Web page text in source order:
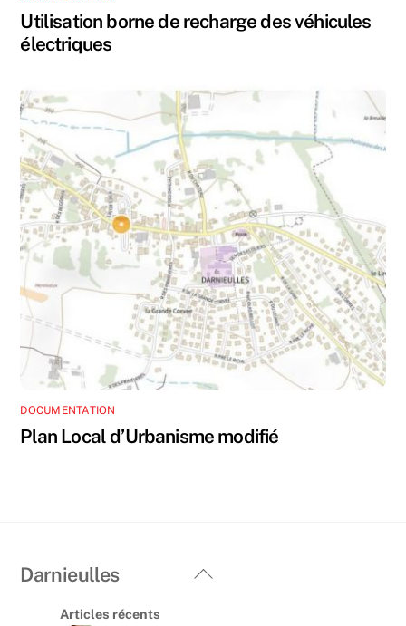
Utilisation borne de recharge des véhicules
électriques
DOCUMENTATION
Plan Local d’Urbanisme modifié
Back
Darnieulles
Articles récents